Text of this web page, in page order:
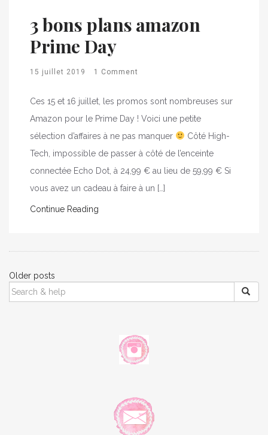
3 bons plans amazon
Prime Day
15 juillet 2019 1 Comment
Ces 15 et 16 juillet, les promos sont nombreuses sur
Amazon pour le Prime Day ! Voici une petite
sélection d’affaires à ne pas manquer
Côté High-
Tech, impossible de passer à côté de l’enceinte
connectée Echo Dot, à 24,99 € au lieu de 59,99 € Si
vous avez un cadeau à faire à un […]
Continue Reading
Posts
navigation
Older posts
SEARCH
FOR: